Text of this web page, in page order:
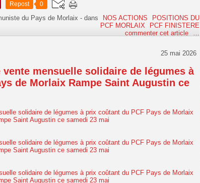
Repost 0
du Pays de Morlaix -dans NOS ACTIONS
POSITIONS DU
PCF MORLAIX
PCF FINISTERE
commenter cet article
…
25 mai 2026
vente mensuelle solidaire de légumes à
de Morlaix Rampe Saint Augustin ce